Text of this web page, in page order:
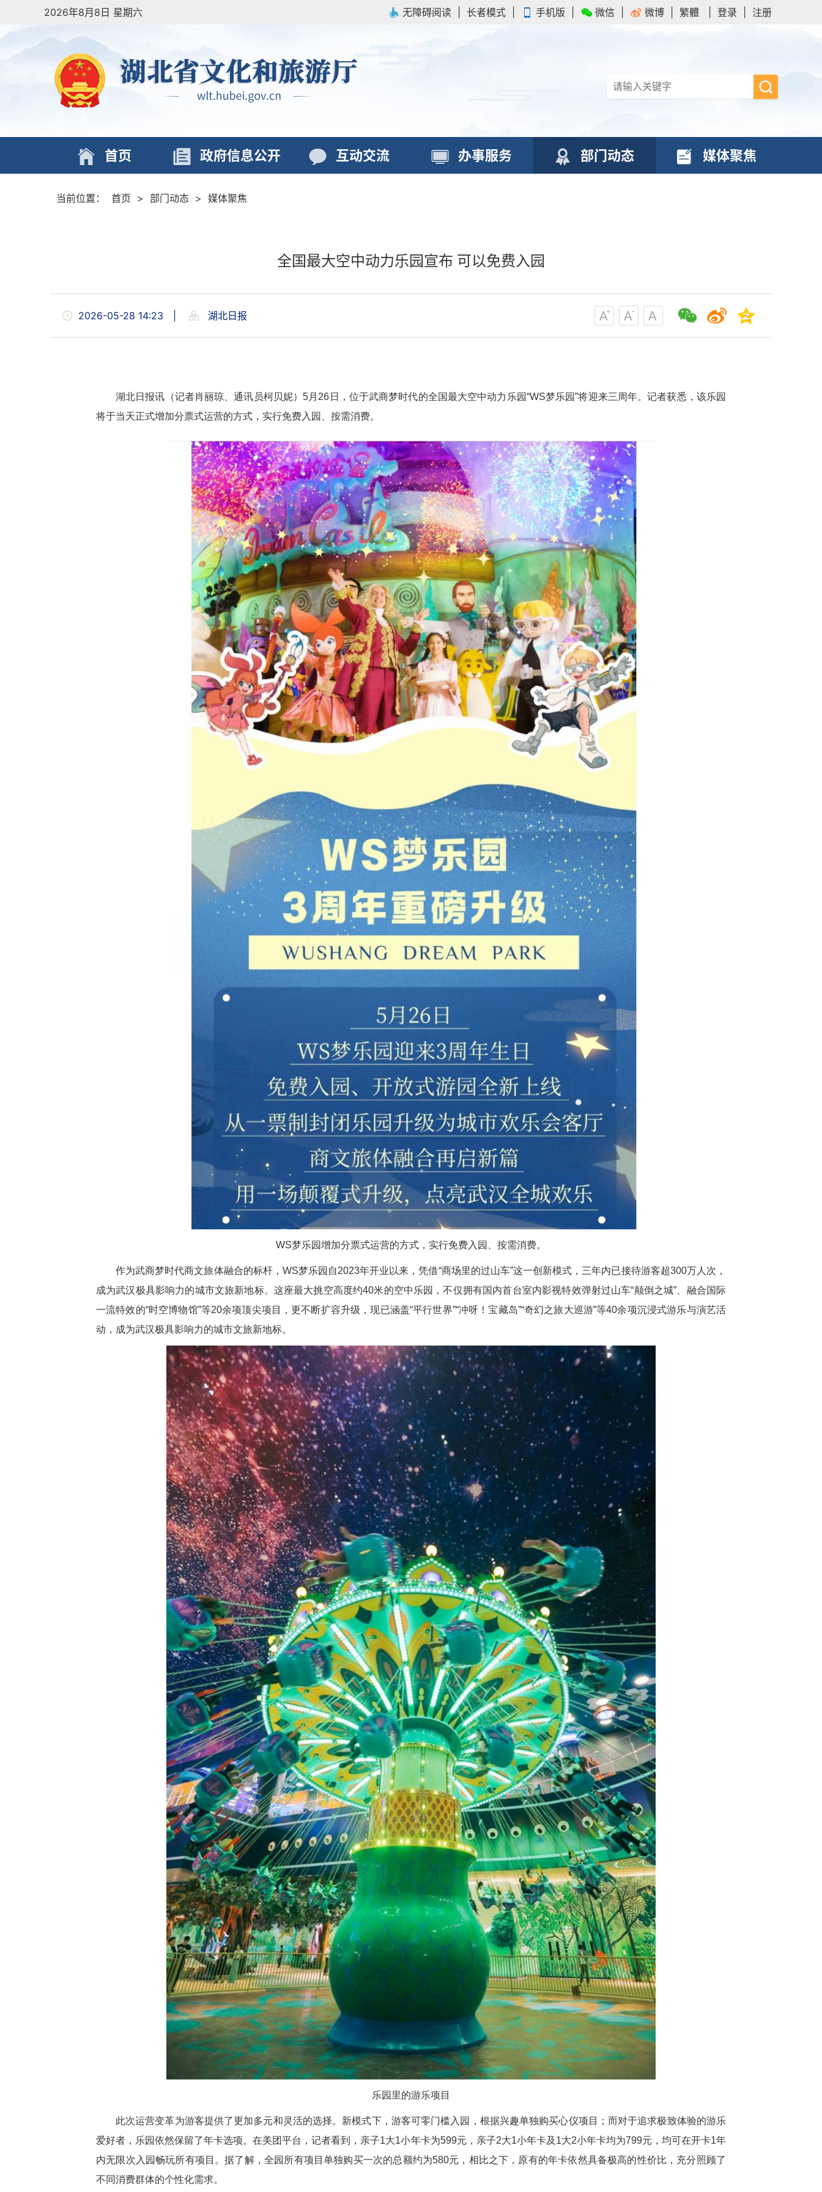
2026年8月8日 星期六 无障碍阅读 长者模式 手机版 微信 微博 繁體 登录 注册
首页 政府信息公开 互动交流 办事服务 部门动态 媒体聚焦
当前位置： 首页 > 部门动态 > 媒体聚焦
全国最大空中动力乐园宣布 可以免费入园
2026-05-28 14:23 湖北日报
湖北日报讯（记者肖丽琼、通讯员柯贝妮）5月26日，位于武商梦时代的全国最大空中动力乐园“WS梦乐园”将迎来三周年。记者获悉，该乐园
将于当天正式增加分票式运营的方式，实行免费入园、按需消费。
WS梦乐园增加分票式运营的方式，实行免费入园、按需消费。
作为武商梦时代商文旅体融合的标杆，WS梦乐园自2023年开业以来，凭借“商场里的过山车”这一创新模式，三年内已接待游客超300万人次，
成为武汉极具影响力的城市文旅新地标。这座最大挑空高度约40米的空中乐园，不仅拥有国内首台室内影视特效弹射过山车“颠倒之城”、融合国际
一流特效的“时空博物馆”等20余项顶尖项目，更不断扩容升级，现已涵盖“平行世界”“冲呀！宝藏岛”“奇幻之旅大巡游”等40余项沉浸式游乐与演艺活
动，成为武汉极具影响力的城市文旅新地标。
乐园里的游乐项目
此次运营变革为游客提供了更加多元和灵活的选择。新模式下，游客可零门槛入园，根据兴趣单独购买心仪项目；而对于追求极致体验的游乐
爱好者，乐园依然保留了年卡选项。在美团平台，记者看到，亲子1大1小年卡为599元，亲子2大1小年卡及1大2小年卡均为799元，均可在开卡1年
内无限次入园畅玩所有项目。据了解，全园所有项目单独购买一次的总额约为580元，相比之下，原有的年卡依然具备极高的性价比，充分照顾了
不同消费群体的个性化需求。